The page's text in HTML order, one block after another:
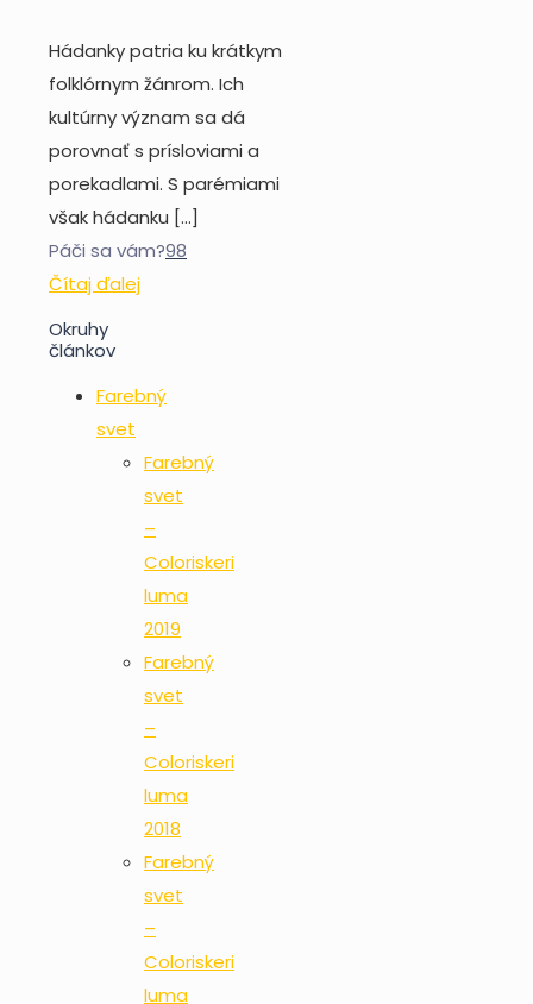
Hádanky patria ku krátkym
folklórnym žánrom. Ich
kultúrny význam sa dá
porovnať s prísloviami a
porekadlami. S parémiami
však hádanku […]
Páči sa vám?98
Čítaj ďalej
Okruhy
článkov
Farebný
svet
Farebný
svet
–
Coloriskeri
luma
2019
Farebný
svet
–
Coloriskeri
luma
2018
Farebný
svet
–
Coloriskeri
luma